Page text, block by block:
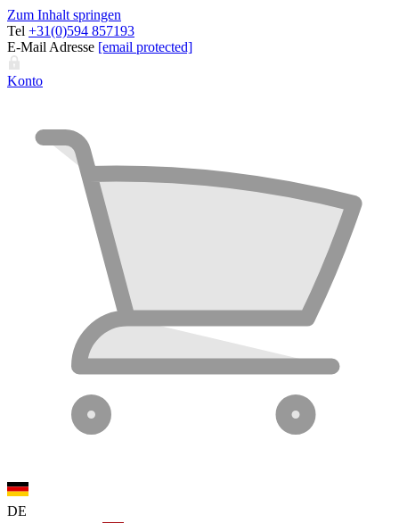
Zum Inhalt springen
Tel +31(0)594 857193
E-Mail Adresse [email protected]
Konto
DE